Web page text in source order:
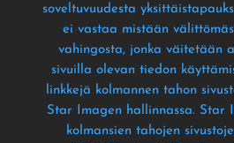
soveltuvuudesta
ei vastaa mistään
vahingosta, jonka väitetään
sivuilla olevan tiedon
linkkejä kolmannen tahon
Star Imagen hallinnassa. Star
kolmansien tahojen